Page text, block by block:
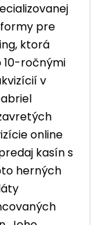
pre
ktorá
10-ročnými
v
online
kasín s
herných